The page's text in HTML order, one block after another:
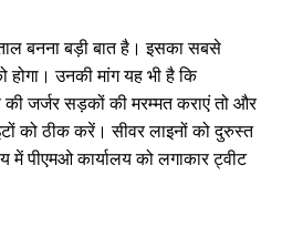
बनना बड़ी बात है। इसका सबसे
होगा। उनकी मांग यह भी है कि
जर्जर सड़कों की मरम्मत कराएं तो और
को ठीक करें। सीवर लाइनों को दुरुस्त
में पीएमओ कार्यालय को लगाकार ट्वीट